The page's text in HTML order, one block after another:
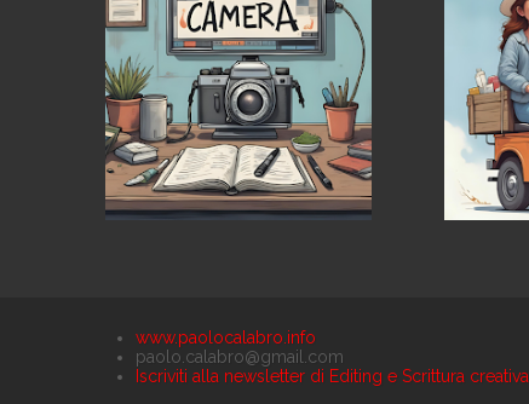
www.paolocalabro.info
paolo.calabro@gmail.com
Iscriviti alla newsletter di Editing e Scrittura creativa